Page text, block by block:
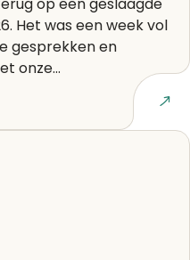
Het was een week vol
gesprekken en
onze...
Lees artikel